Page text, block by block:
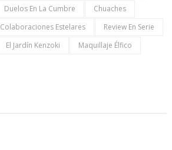
Duelos En La Cumbre
Chuaches
Colaboraciones Estelares
Review En Serie
El Jardín Kenzoki
Maquillaje Élfico